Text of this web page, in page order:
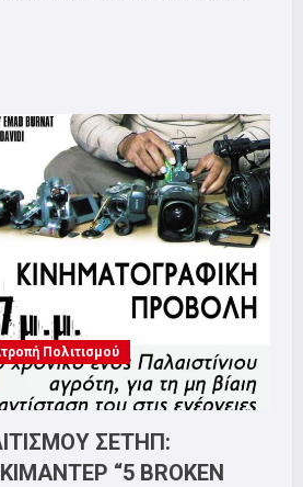
Πολιτισμού
ΣΕΤΗΠ:
“5 BROKEN